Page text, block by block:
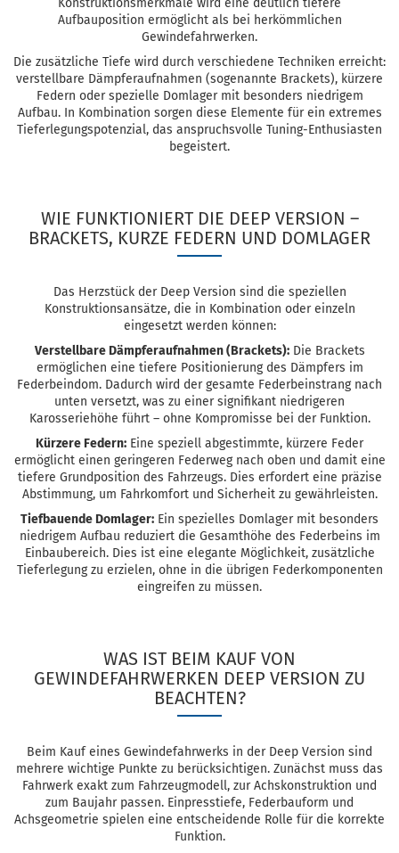
Konstruktionsmerkmale wird eine deutlich tiefere
Aufbauposition ermöglicht als bei herkömmlichen
Gewindefahrwerken.
Die zusätzliche Tiefe wird durch verschiedene Techniken erreicht:
verstellbare Dämpferaufnahmen (sogenannte Brackets), kürzere
Federn oder spezielle Domlager mit besonders niedrigem
Aufbau. In Kombination sorgen diese Elemente für ein extremes
Tieferlegungspotenzial, das anspruchsvolle Tuning-Enthusiasten
begeistert.
WIE FUNKTIONIERT DIE DEEP VERSION –
BRACKETS, KURZE FEDERN UND DOMLAGER
Das Herzstück der Deep Version sind die speziellen
Konstruktionsansätze, die in Kombination oder einzeln
eingesetzt werden können:
Verstellbare Dämpferaufnahmen (Brackets):Die Brackets
ermöglichen eine tiefere Positionierung des Dämpfers im
Federbeindom. Dadurch wird der gesamte Federbeinstrang nach
unten versetzt, was zu einer signifikant niedrigeren
Karosseriehöhe führt – ohne Kompromisse bei der Funktion.
Kürzere Federn: Eine speziell abgestimmte, kürzere Feder
ermöglicht einen geringeren Federweg nach oben und damit eine
tiefere Grundposition des Fahrzeugs. Dies erfordert eine präzise
Abstimmung, um Fahrkomfort und Sicherheit zu gewährleisten.
Tiefbauende Domlager: Ein spezielles Domlager mit besonders
niedrigem Aufbau reduziert die Gesamthöhe des Federbeins im
Einbaubereich. Dies ist eine elegante Möglichkeit, zusätzliche
Tieferlegung zu erzielen, ohne in die übrigen Federkomponenten
eingreifen zu müssen.
WAS IST BEIM KAUF VON
GEWINDEFAHRWERKEN DEEP VERSION ZU
BEACHTEN?
Beim Kauf eines Gewindefahrwerks in der Deep Version sind
mehrere wichtige Punkte zu berücksichtigen. Zunächst muss das
Fahrwerk exakt zum Fahrzeugmodell, zur Achskonstruktion und
zum Baujahr passen. Einpresstiefe, Federbauform und
Achsgeometrie spielen eine entscheidende Rolle für die korrekte
Funktion.